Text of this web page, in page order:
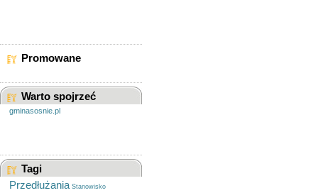
Promowane
Warto spojrzeć
gminasosnie.pl
Tagi
Przedłużania Stanowisko